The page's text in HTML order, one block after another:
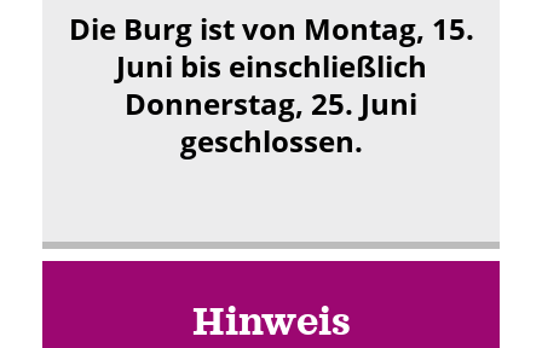
Die Burg ist von Montag, 15.
Juni bis einschließlich
Donnerstag, 25. Juni
geschlossen.
Hinweis